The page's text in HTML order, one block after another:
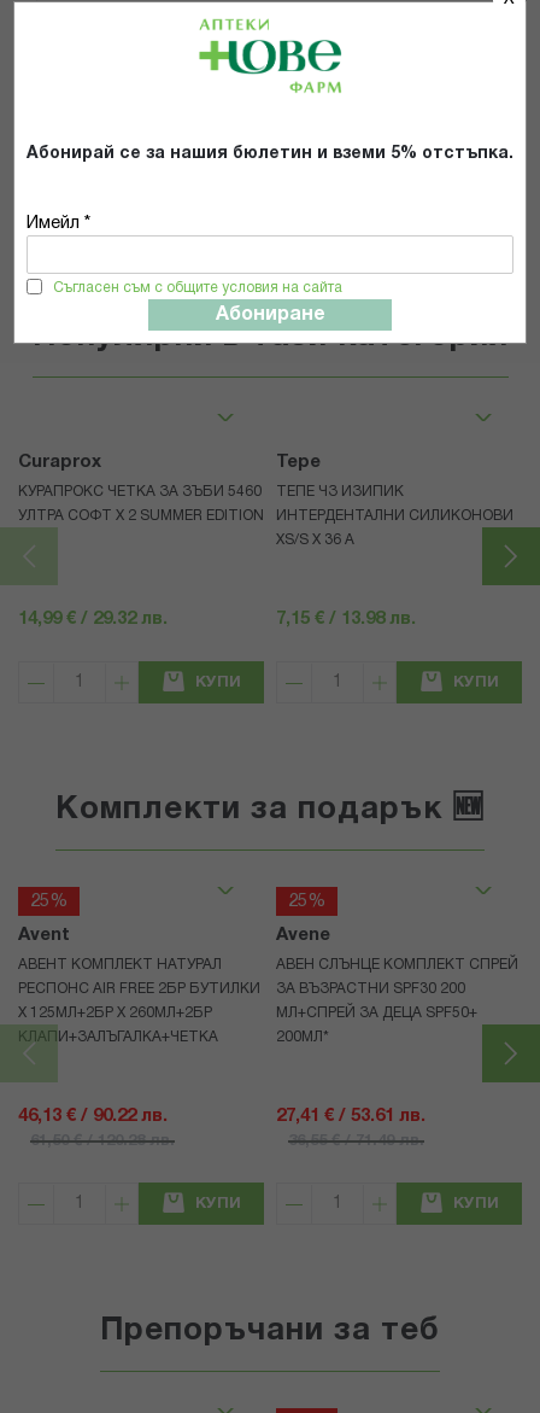
Абонирай се за нашия бюлетин и вземи 5% отстъпка.
Имейл *
Съгласен съм с общите условия на сайта
Абониране
Прочетох и се съгласявам с
Общите условия и политиката за
поверителност
*
Популярни в тази категория
Curaprox
КУРАПРОКС ЧЕТКА ЗА ЗЪБИ 5460
УЛТРА СОФТ Х 2 SUMMER EDITION
14,99 € / 29.32 лв.
КУПИ
Tepe
ТЕПЕ ЧЗ ИЗИПИК
ИНТЕРДЕНТАЛНИ СИЛИКОНОВИ
XS/S Х 36 А
7,15 € / 13.98 лв.
КУПИ
Комплекти за подарък 🆕
25%
Avent
АВЕНТ КОМПЛЕКТ НАТУРАЛ
РЕСПОНС AIR FREE 2БР БУТИЛКИ
Х 125МЛ+2БР Х 260МЛ+2БР
КЛАПИ+ЗАЛЪГАЛКА+ЧЕТКА
46,13 € / 90.22 лв.
61,50 € / 120.28 лв.
КУПИ
25%
Avene
АВЕН СЛЪНЦЕ КОМПЛЕКТ СПРЕЙ
ЗА ВЪЗРАСТНИ SPF30 200
МЛ+СПРЕЙ ЗА ДЕЦА SPF50+
200МЛ*
27,41 € / 53.61 лв.
36,55 € / 71.49 лв.
КУПИ
Препоръчани за теб